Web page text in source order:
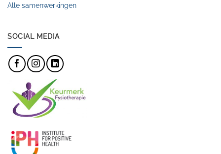
Alle samenwerkingen
SOCIAL MEDIA